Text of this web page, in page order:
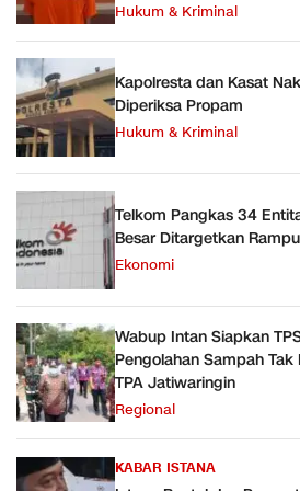
Hukum & Kriminal
Kapolresta dan Kasat
Diperiksa Propam
Hukum & Kriminal
Telkom Pangkas 34
Besar Ditargetkan
Ekonomi
Wabup Intan Siapkan
Pengolahan Sampah
TPA Jatiwaringin
Regional
KABAR ISTANA